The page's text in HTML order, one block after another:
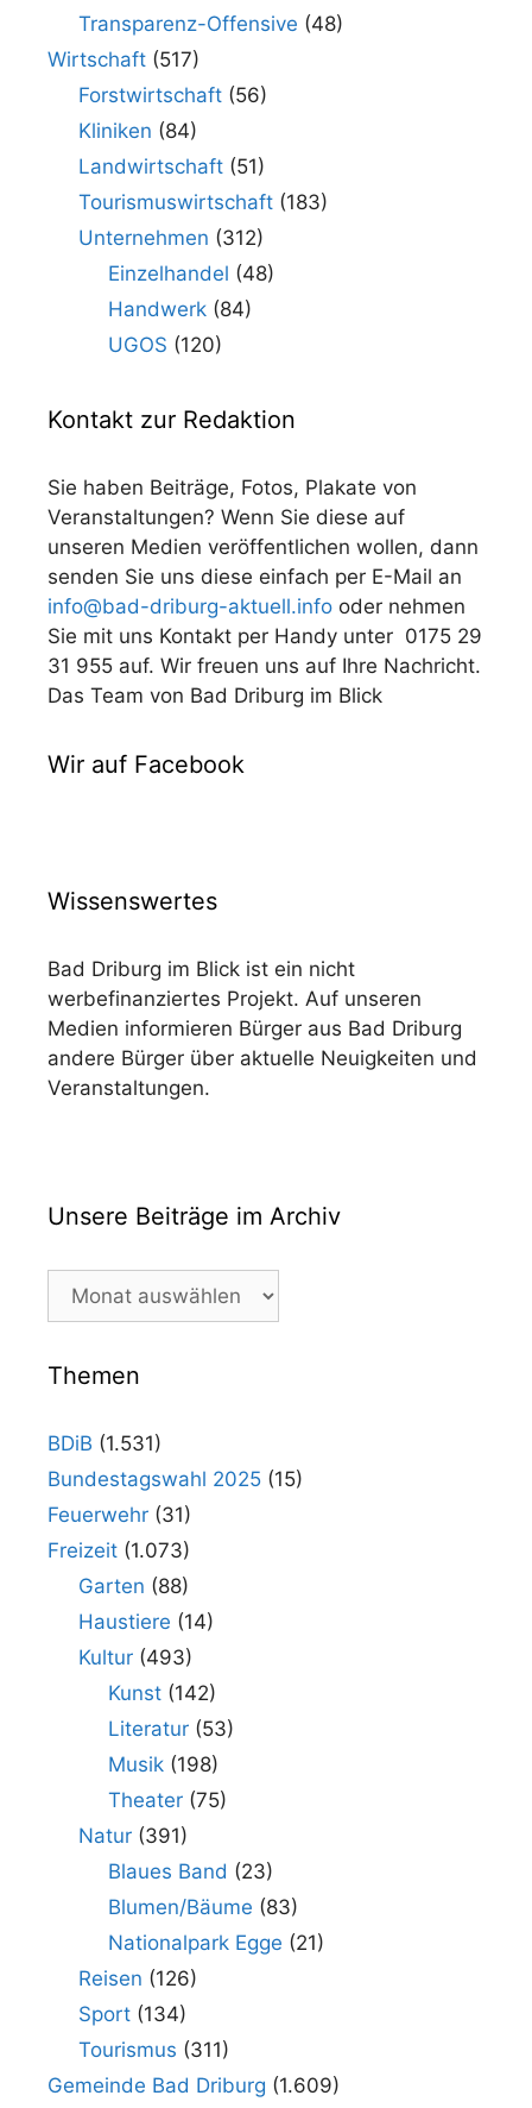
Transparenz-Offensive (48)
Wirtschaft (517)
Forstwirtschaft(56)
Kliniken (84)
Landwirtschaft(51)
Tourismuswirtschaft(183)
Unternehmen (312)
Einzelhandel (48)
Handwerk (84)
UGOS (120)
Kontakt zur Redaktion
Sie haben Beiträge, Fotos, Plakate von
Veranstaltungen? Wenn Sie diese auf
unseren Medien veröffentlichen wollen, dann
senden Sie uns diese einfach per E-Mail an
info@bad-driburg-aktuell.info oder nehmen
Sie mit uns Kontakt per Handy unter 0175 29
31 955 auf. Wir freuen uns auf Ihre Nachricht.
Das Team von Bad Driburg im Blick
Wir auf Facebook
Wissenswertes
Bad Driburg im Blick ist ein nicht
werbefinanziertes Projekt. Auf unseren
Medien informieren Bürger aus Bad Driburg
andere Bürger über aktuelle Neuigkeiten und
Veranstaltungen.
Unsere Beiträge im Archiv
Unsere
Archiv
Themen
BDiB (1.531)
Bundestagswahl 2025 (15)
Feuerwehr (31)
Freizeit (1.073)
Garten (88)
Haustiere (14)
Kultur(493)
Kunst (142)
Literatur (53)
Musik (198)
Theater (75)
Natur(391)
Blaues Band (23)
Blumen/Bäume (83)
Nationalpark Egge (21)
Reisen (126)
Sport(134)
Tourismus (311)
Gemeinde Bad Driburg (1.609)